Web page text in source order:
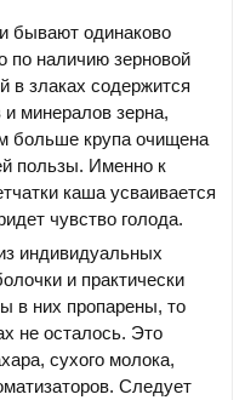
бывают одинаково
по наличию зерновой
в злаках содержится
минералов зерна,
больше крупа очищена
пользы. Именно к
каша усваивается
чувство голода.
индивидуальных
и практически
в них пропарены, то
не осталось. Это
сухого молока,
Следует